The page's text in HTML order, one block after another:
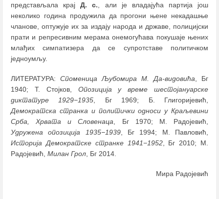
представљала крајД. с. , али је владајућа партија још
неколико година продужила да прогони њене некадашње
чланове, оптужује их за издају народа и државе, полицијски
прати и репресивним мерама онемогућава покушаје њених
млађих симпатизера да се супротставе политичком
једноумљу.
ЛИТЕРАТУРА: Споменица Љубомира М. Да-видовића , Бг
1940; Т. Стојков, Опозиција у време шестојануарске
диктатуре 1929−1935 , Бг 1969; Б. Глигоријевић,
Демократска странка и политички односи у Краљевини
Срба, Хрвата и Словенаца , Бг 1970; М. Радојевић,
Удружена опозиција 1935−1939, Бг 1994; М. Павловић,
Историја Демократске странке 1941−1952, Бг 2010; М.
Радојевић, Милан Грол , Бг 2014.
Мира Радојевић